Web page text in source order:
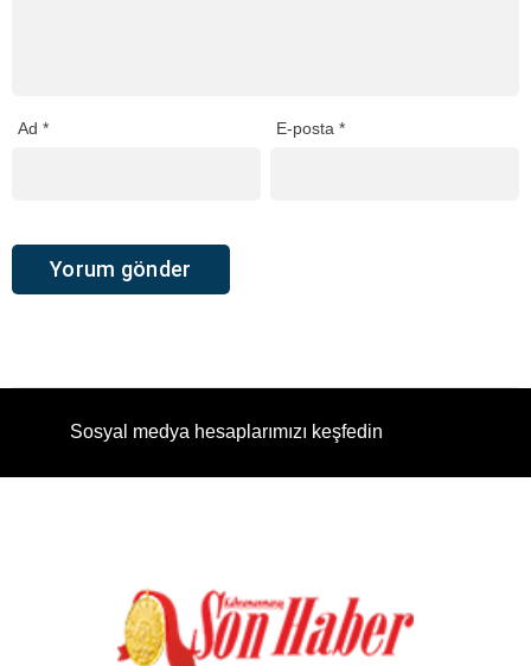
Ad * E-posta*
Sosyal medya hesaplarımızı keşfedin